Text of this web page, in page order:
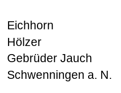
Eichhorn
Hölzer
Gebrüder Jauch
Schwenningen a. N.